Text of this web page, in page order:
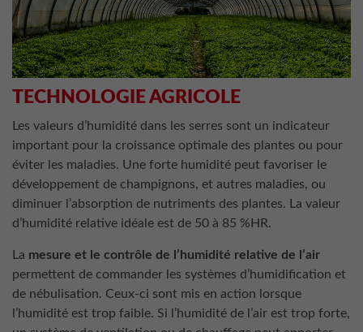
TECHNOLOGIE AGRICOLE
Les valeurs d’humidité dans les serres sont un indicateur
important pour la croissance optimale des plantes ou pour
éviter les maladies. Une forte humidité peut favoriser le
développement de champignons, et autres maladies, ou
diminuer l’absorption de nutriments des plantes. La valeur
d’humidité relative idéale est de 50 à 85 %HR.
La mesure et le contrôle de l’humidité relative de l’air
permettent de commander les systèmes d’humidification et
de nébulisation. Ceux-ci sont mis en action lorsque
l’humidité est trop faible. Si l’humidité de l’air est trop forte,